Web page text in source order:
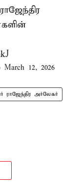
March 12, 2026
ராஜேந்திர அர்லேகர்